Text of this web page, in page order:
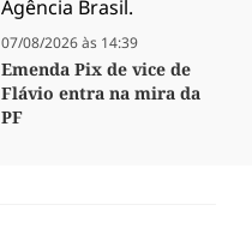
07/08/2026 às 14:39
Emenda Pix de vice de
Flávio entra na mira da
PF